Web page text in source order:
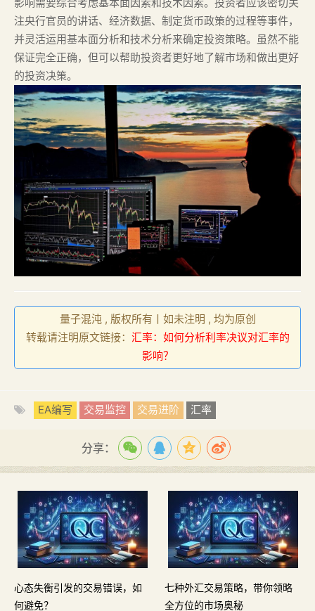
注央行官员的讲话、经济数据、制定货币政策的过程等事件，
并灵活运用基本面分析和技术分析来确定投资策略。虽然不能
保证完全正确，但可以帮助投资者更好地了解市场和做出更好
的投资决策。
量子混沌 , 版权所有丨如未注明 , 均为原创
转载请注明原文链接： 汇率：如何分析利率决议对汇率的
影响？
EA编写 交易监控 交易进阶 汇率
分享：
心态失衡引发的交易错误，如
何避免？
七种外汇交易策略，带你领略
全方位的市场奥秘